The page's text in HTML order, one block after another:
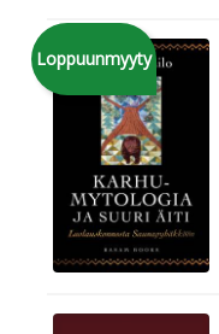
Loppuunmyyty